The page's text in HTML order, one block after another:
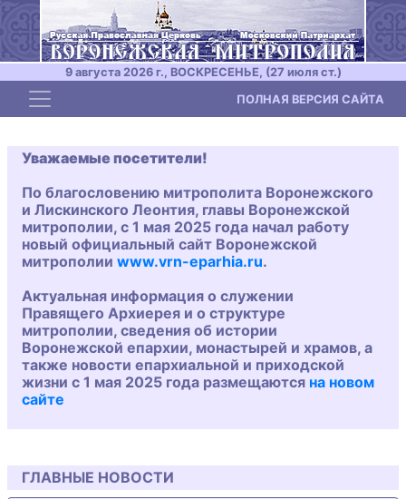
9 августа 2026 г., ВОСКРЕСЕНЬЕ, (27 июля ст.)
Toggle navigation ПОЛНАЯ ВЕРСИЯ САЙТА
Уважаемые посетители!
По благословению митрополита Воронежского
и Лискинского Леонтия, главы Воронежской
митрополии, с 1 мая 2025 года начал работу
новый официальный сайт Воронежской
митрополии www.vrn-eparhia.ru.
Актуальная информация о служении
Правящего Архиерея и о структуре
митрополии, сведения об истории
Воронежской епархии, монастырей и храмов, а
также новости епархиальной и приходской
жизни с 1 мая 2025 года размещаются на новом
сайте
ГЛАВНЫЕ НОВОСТИ